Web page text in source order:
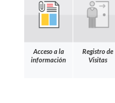
Acceso a la
información
Registro de
Visitas